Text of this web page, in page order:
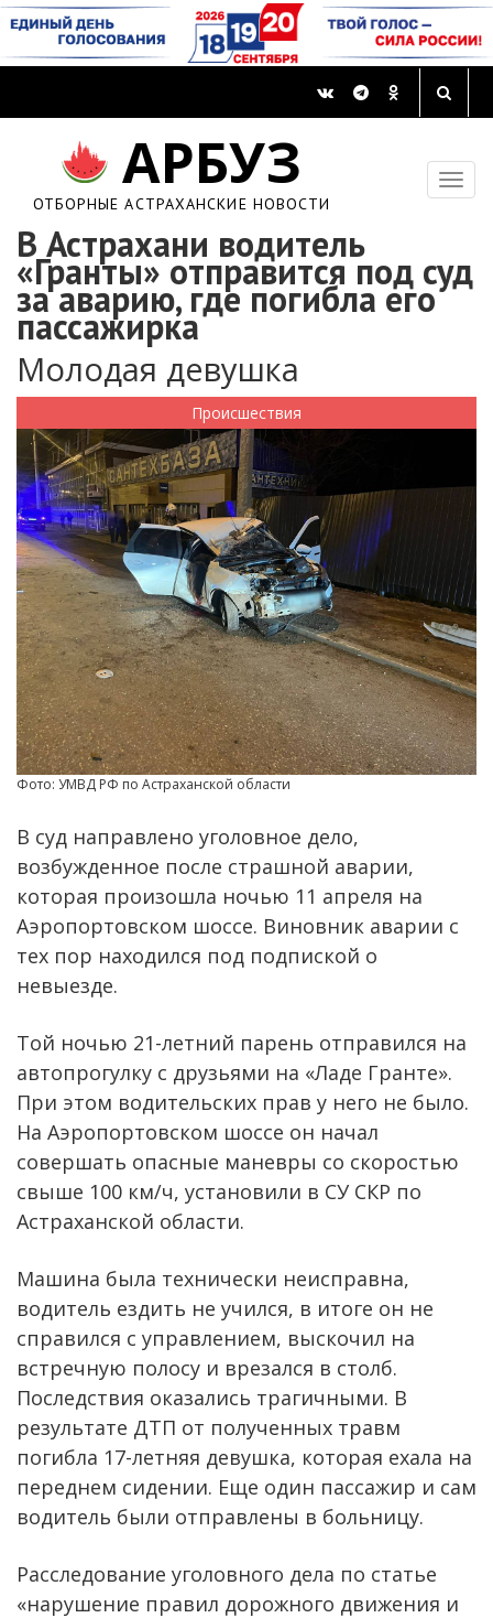
АРБУЗ
ОТБОРНЫЕ АСТРАХАНСКИЕ НОВОСТИ
В Астрахани водитель
«Гранты» отправится под суд
за аварию, где погибла его
пассажирка
Молодая девушка
Происшествия
Фото: УМВД РФ по Астраханской области
В суд направлено уголовное дело,
возбужденное после страшной аварии,
которая произошла ночью 11 апреля на
Аэропортовском шоссе. Виновник аварии с
тех пор находился под подпиской о
невыезде.
Той ночью 21-летний парень отправился на
автопрогулку с друзьями на «Ладе Гранте».
При этом водительских прав у него не было.
На Аэропортовском шоссе он начал
совершать опасные маневры со скоростью
свыше 100 км/ч, установили в СУ СКР по
Астраханской области.
Машина была технически неисправна,
водитель ездить не учился, в итоге он не
справился с управлением, выскочил на
встречную полосу и врезался в столб.
Последствия оказались трагичными. В
результате ДТП от полученных травм
погибла 17-летняя девушка, которая ехала на
переднем сидении. Еще один пассажир и сам
водитель были отправлены в больницу.
Расследование уголовного дела по статье
«нарушение правил дорожного движения и